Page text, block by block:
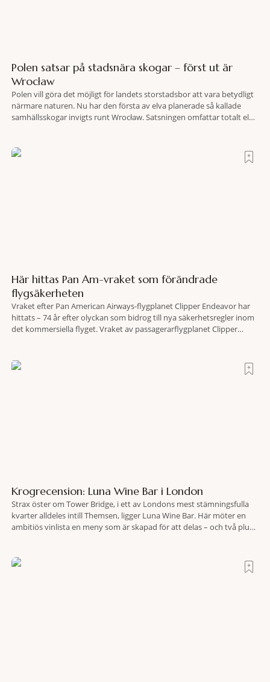
Polen satsar på stadsnära skogar – först ut är
Wrocław
Polen vill göra det möjligt för landets storstadsbor att vara betydligt
närmare naturen. Nu har den första av elva planerade så kallade
samhällsskogar invigts runt Wrocław. Satsningen omfattar totalt elva
fler människor ska kunna promenera, motionera
Här hittas Pan Am-vraket som förändrade
flygsäkerheten
Vraket efter Pan American Airways-flygplanet Clipper Endeavor har
hittats – 74 år efter olyckan som bidrog till nya säkerhetsregler inom
det kommersiella flyget. Vraket av passagerarflygplanet Clipper
lokaliserades den 2 juni i år med hjälp
Krogrecension: Luna Wine Bar i London
Strax öster om Tower Bridge, i ett av Londons mest stämningsfulla
kvarter alldeles intill Themsen, ligger Luna Wine Bar. Här möter en
ambitiös vinlista en meny som är skapad för att delas – och två plus